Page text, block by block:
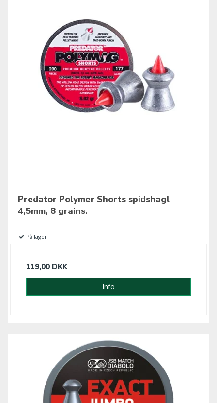
Predator Polymer Shorts spidshagl
4,5mm, 8 grains.
På lager
119,00 DKK
Info